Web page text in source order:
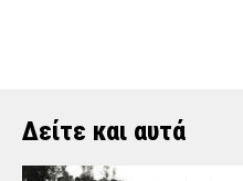
Δείτε και αυτά